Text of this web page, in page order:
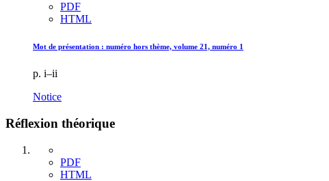
PDF
HTML
Mot de présentation : numéro hors thème, volume 21, numéro 1
p. i–ii
Notice
Réflexion théorique
PDF
HTML